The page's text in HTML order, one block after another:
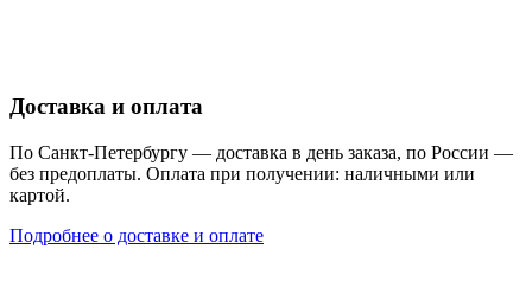
Доставка и оплата
По Санкт-Петербургу — доставка в день заказа, по России —
без предоплаты. Оплата при получении: наличными или
картой.
Подробнее о доставке и оплате